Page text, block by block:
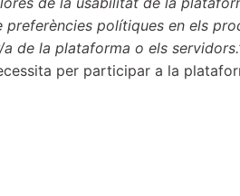
polítiques en els
de la plataforma o els servidors.
per participar a la